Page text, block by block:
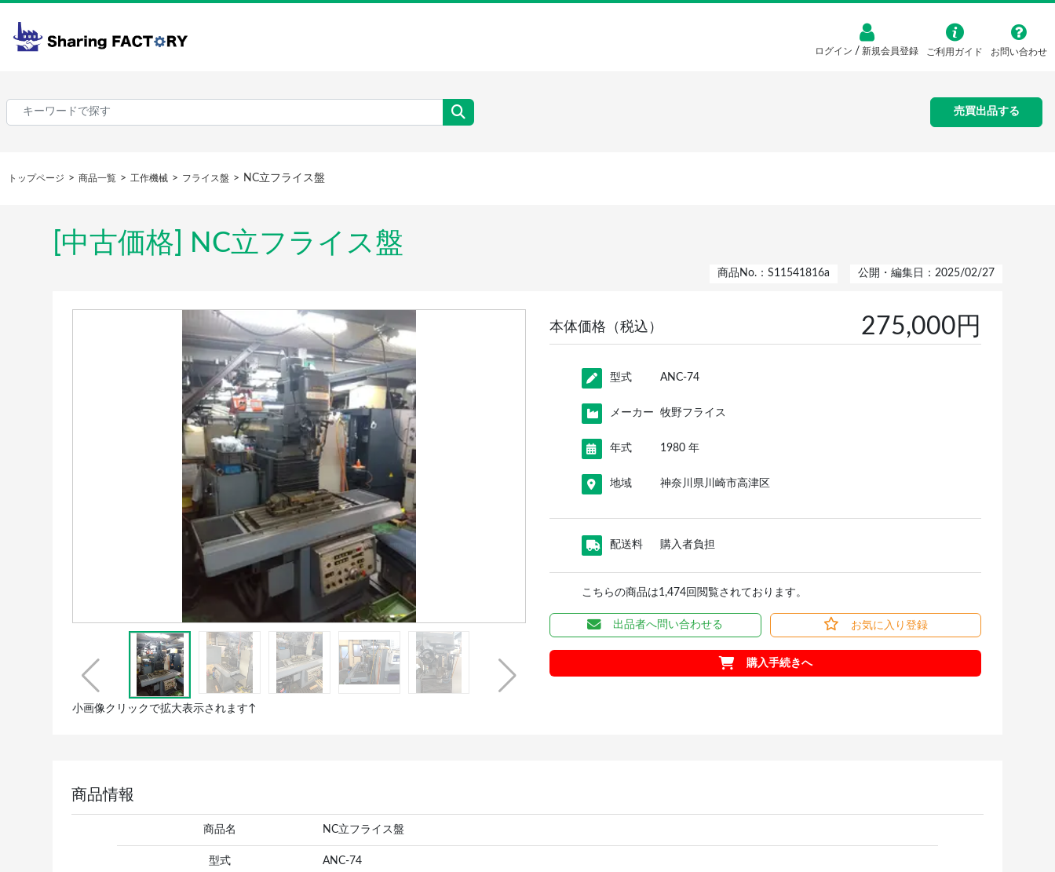
ログイン / 新規会員登録 ご利用ガイド お問い合わせ
売買出品する
トップページ 商品一覧 工作機械 フライス盤 NC立フライス盤
[中古価格] NC立フライス盤
商品No.：S11541816a 公開・編集日：2025/02/27
小画像クリックで拡大表示されます↑
本体価格（税込） 275,000円
型式 ANC-74
メーカー 牧野フライス
年式 1980 年
地域 神奈川県川崎市高津区
配送料 購入者負担
こちらの商品は1,474回閲覧されております。
出品者へ問い合わせる お気に入り登録
購入手続きへ
商品情報
商品名 NC立フライス盤
型式 ANC-74